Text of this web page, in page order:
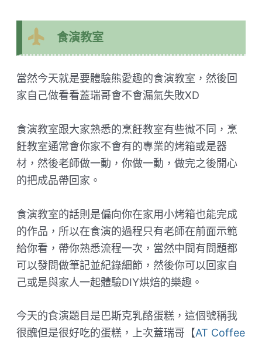
食演教室
當然今天就是要體驗熊愛趣的食演教室，然後回
家自己做看看蓋瑞哥會不會漏氣失敗XD
食演教室跟大家熟悉的烹飪教室有些微不同，烹
飪教室通常會你家不會有的專業的烤箱或是器
材，然後老師做一動，你做一動，做完之後開心
的把成品帶回家。
食演教室的話則是偏向你在家用小烤箱也能完成
的作品，所以在食演的過程只有老師在前面示範
給你看，帶你熟悉流程一次，當然中間有問題都
可以發問做筆記並紀錄細節，然後你可以回家自
己或是與家人一起體驗DIY烘焙的樂趣。
今天的食演題目是巴斯克乳酪蛋糕，這個號稱我
很醜但是很好吃的蛋糕，上次蓋瑞哥【AT Coffee